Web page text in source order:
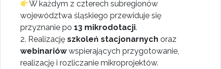
W każdym z czterech subregionów
województwa śląskiego przewiduje się
przyznanie po 13 mikrodotacji.
2. Realizację szkoleń stacjonarnych oraz
webinariówwspierających przygotowanie,
realizację i rozliczanie mikroprojektów.